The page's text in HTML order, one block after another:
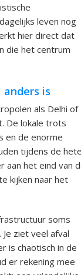
leven nog
hier direct dat
die het centrum
is
als Delhi of
De lokale trots
en de enorme
tijdens de
aan het eind van
kijken naar het
soms
ziet veel afval
is chaotisch in de
er rekening mee